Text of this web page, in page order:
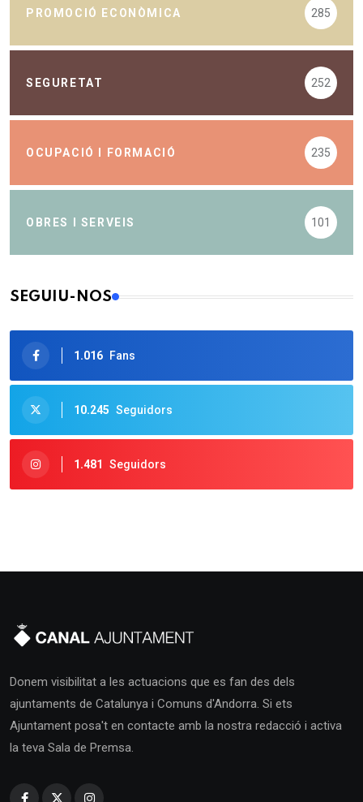
PROMOCIÓ ECONÒMICA 285
SEGURETAT 252
OCUPACIÓ I FORMACIÓ 235
OBRES I SERVEIS 101
SEGUIU-NOS
1.016 Fans
10.245 Seguidors
1.481 Seguidors
Donem visibilitat a les actuacions que es fan des dels
ajuntaments de Catalunya i Comuns d'Andorra. Si ets
Ajuntament posa't en contacte amb la nostra redacció i activa
la teva Sala de Premsa.